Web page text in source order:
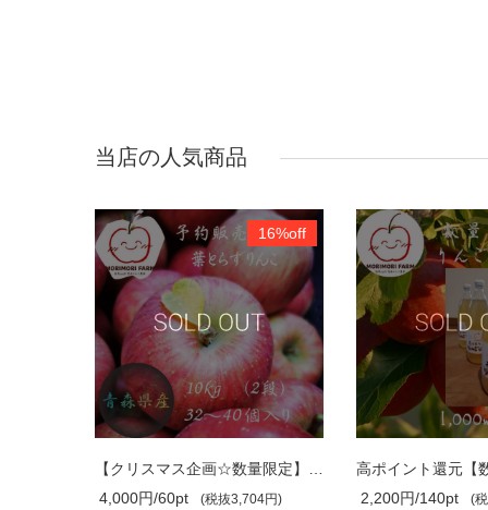
当店の人気商品
16%off
【クリスマス企画☆数量限定】葉とらずふ..
4,000円/60pt
(税抜3,704円)
高ポ
2,200円/140pt (税抜2,037円)